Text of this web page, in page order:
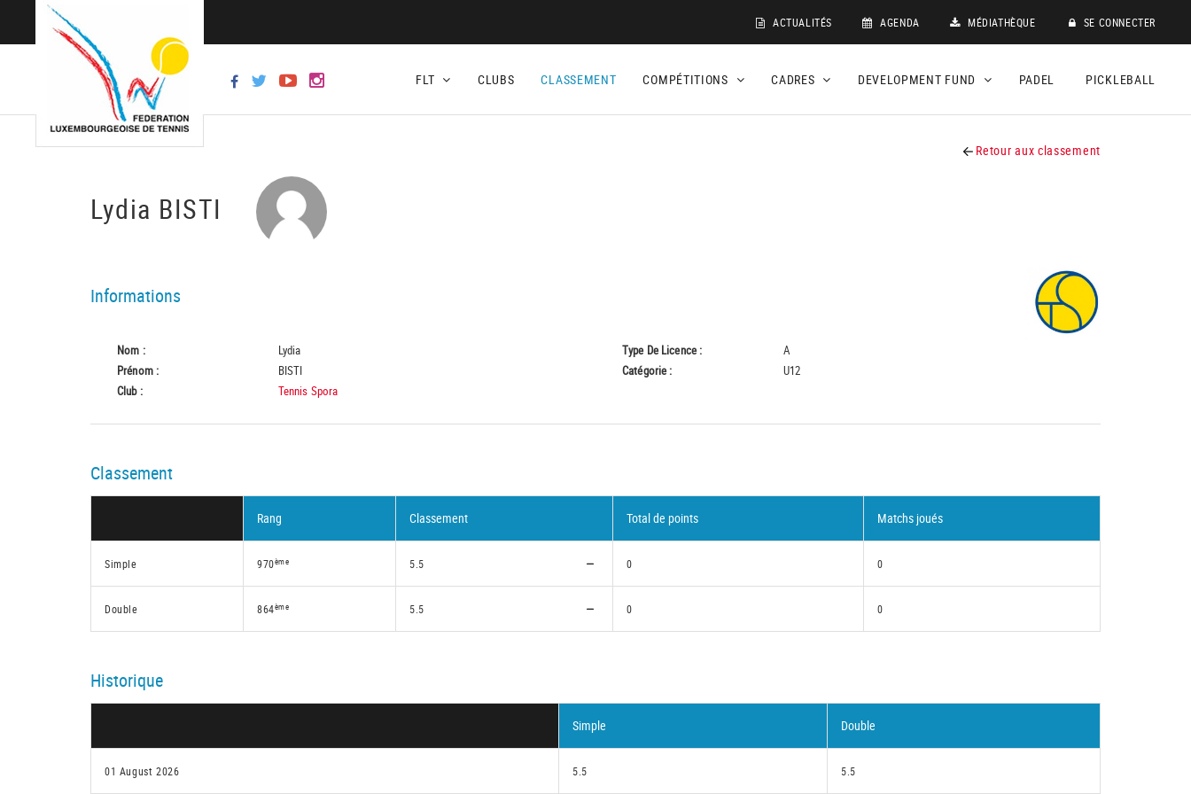
ACTUALITÉS AGENDA MÉDIATHÈQUE SE CONNECTER
FLT CLUBS CLASSEMENT COMPÉTITIONS CADRES DEVELOPMENT FUND PADEL PICKLEBALL
Retour aux classement
Lydia BISTI
Informations
Nom :
Lydia
Prénom :
BISTI
Club :
Tennis Spora
Type De Licence :
A
Catégorie :
U12
Classement
Rang Classement Total de points Matchs joués
Simple 970ème 5.5 0 0
Double 864ème 5.5 0 0
Historique
Simple Double
01 August 2026 5.5 5.5